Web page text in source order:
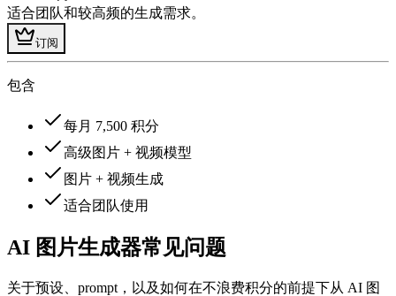
适合团队和较高频的生成需求。
订阅
包含
每月 7,500 积分
高级图片 + 视频模型
图片 + 视频生成
适合团队使用
AI 图片生成器常见问题
关于预设、prompt，以及如何在不浪费积分的前提下从 AI 图